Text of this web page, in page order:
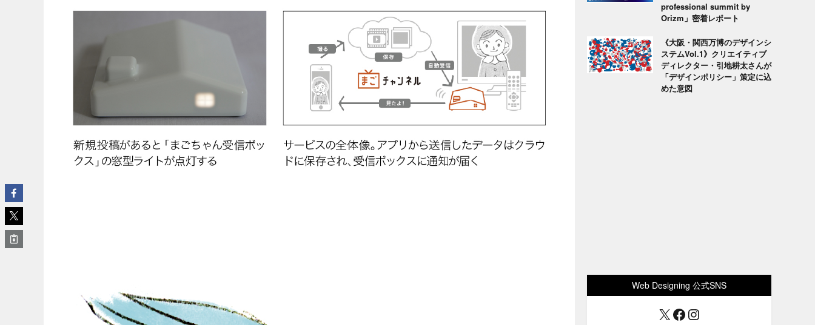
professional summit by
Orizm」密着レポート
《大阪・関西万博のデザインシ
ステムVol.1》クリエイティブ
ディレクター・引地耕太さんが
「デザインポリシー」策定に込
めた意図
Web Designing 公式SNS
X Facebook
Instagram